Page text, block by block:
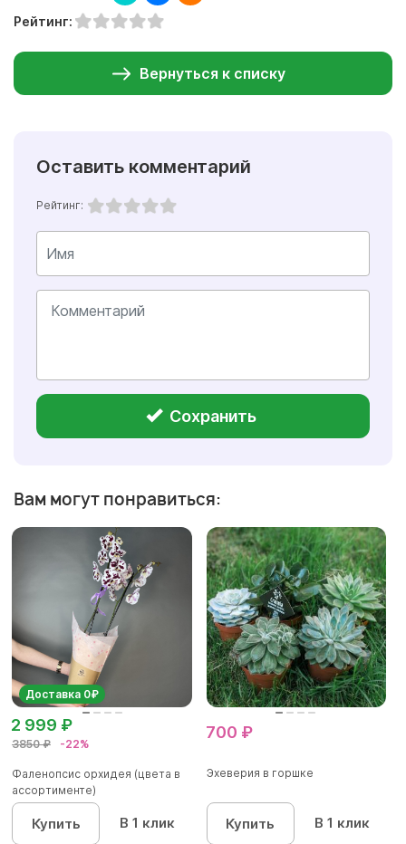
Рейтинг:
Вернуться к списку
Оставить комментарий
Рейтинг:
Сохранить
Вам могут понравиться:
Доставка 0₽
3850 ₽ -22%
2 999 ₽
Фаленопсис орхидея (цвета в
ассортименте)
Купить В 1 клик
700 ₽
Эхеверия в горшке
Купить В 1 клик